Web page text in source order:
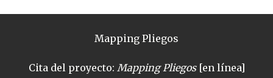
Mapping Pliegos
Cita del proyecto: Mapping Pliegos[en línea]